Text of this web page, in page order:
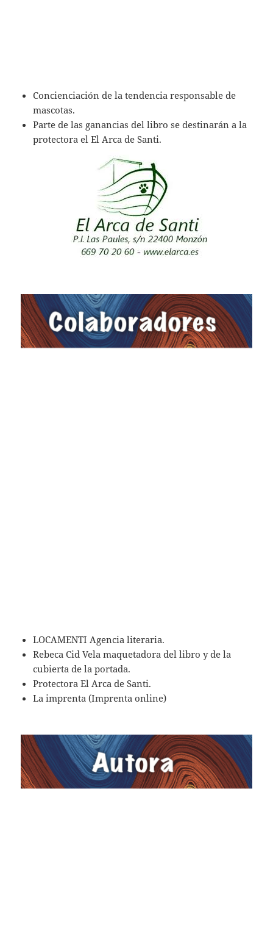
Concienciación de la tendencia responsable de
mascotas.
Parte de las ganancias del libro se destinarán a la
protectora el El Arca de Santi.
LOCAMENTI Agencia literaria.
Rebeca Cid Vela maquetadora del libro y de la
cubierta de la portada.
Protectora El Arca de Santi.
La imprenta (Imprenta online)